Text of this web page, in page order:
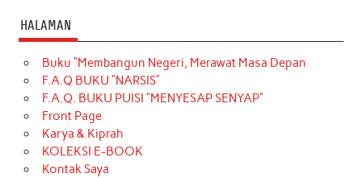
HALAMAN
Buku “Membangun Negeri, Merawat Masa Depan
F.A.Q BUKU “NARSIS”
F.A.Q. BUKU PUISI “MENYESAP SENYAP”
Front Page
Karya & Kiprah
KOLEKSI E-BOOK
Kontak Saya